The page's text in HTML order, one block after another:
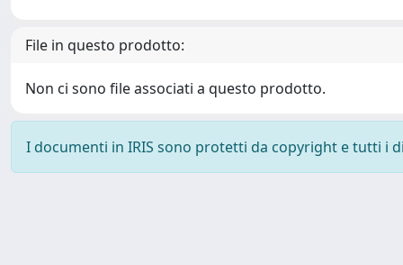
File in questo prodotto:
Non ci sono file associati a questo prodotto.
I documenti in IRIS sono protetti da copyright e tutti i